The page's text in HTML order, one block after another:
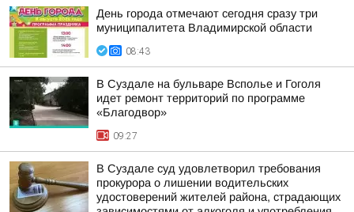
День города отмечают сегодня сразу три
муниципалитета Владимирской области
08:43
В Суздале на бульваре Всполье и Гоголя
идет ремонт территорий по программе
«Благодвор»
09:27
В Суздале суд удовлетворил требования
прокурора о лишении водительских
удостоверений жителей района, страдающих